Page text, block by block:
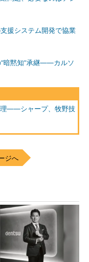
援システム開発で協業
暗黙知”承継――カルソ
理――シャープ、牧野技
ジへ